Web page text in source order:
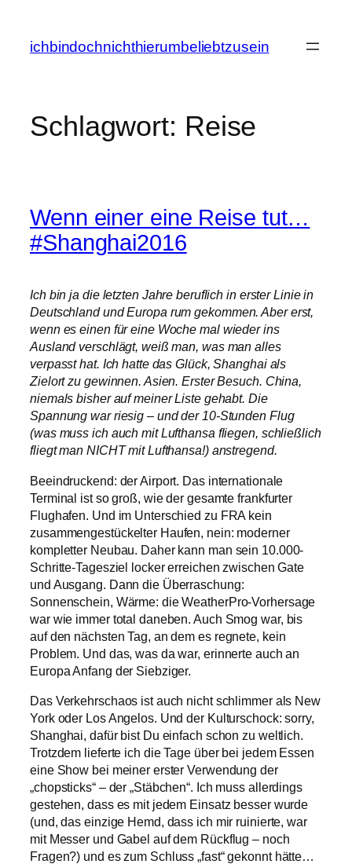
springen
ichbindochnichthierumbeliebtzusein
Schlagwort: Reise
Wenn einer eine Reise tut…
#Shanghai2016
Ich bin ja die letzten Jahre beruflich in erster Linie in
Deutschland und Europa rum gekommen. Aber erst,
wenn es einen für eine Woche mal wieder ins
Ausland verschlägt, weiß man, was man alles
verpasst hat. Ich hatte das Glück, Shanghai als
Zielort zu gewinnen. Asien. Erster Besuch. China,
niemals bisher auf meiner Liste gehabt. Die
Spannung war riesig – und der 10-Stunden Flug
(was muss ich auch mit Lufthansa fliegen, schließlich
fliegt man NICHT mit Lufthansa!) anstregend.
Beeindruckend: der Airport. Das internationale
Terminal ist so groß, wie der gesamte frankfurter
Flughafen. Und im Unterschied zu FRA kein
zusammengestückelter Haufen, nein: moderner
kompletter Neubau. Daher kann man sein 10.000-
Schritte-Tagesziel locker erreichen zwischen Gate
und Ausgang. Dann die Überraschung:
Sonnenschein, Wärme: die WeatherPro-Vorhersage
war wie immer total daneben. Auch Smog war, bis
auf den nächsten Tag, an dem es regnete, kein
Problem. Und das, was da war, erinnerte auch an
Europa Anfang der Siebziger.
Das Verkehrschaos ist auch nicht schlimmer als New
York oder Los Angelos. Und der Kulturschock: sorry,
Shanghai, dafür bist Du einfach schon zu weltlich.
Trotzdem lieferte ich die Tage über bei jedem Essen
eine Show bei meiner erster Verwendung der
„chopsticks“ – der „Stäbchen“. Ich muss allerdings
gestehen, dass es mit jedem Einsatz besser wurde
(und, das einzige Hemd, dass ich mir ruinierte, war
mit Messer und Gabel auf dem Rückflug – noch
Fragen?) und es zum Schluss „fast“ gekonnt hätte…